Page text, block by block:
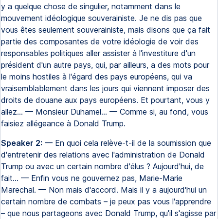
y a quelque chose de singulier, notamment dans le
mouvement idéologique souverainiste. Je ne dis pas que
vous êtes seulement souverainiste, mais disons que ça fait
partie des composantes de votre idéologie de voir des
responsables politiques aller assister à l'investiture d'un
président d'un autre pays, qui, par ailleurs, a des mots pour
le moins hostiles à l'égard des pays européens, qui va
vraisemblablement dans les jours qui viennent imposer des
droits de douane aux pays européens. Et pourtant, vous y
allez... — Monsieur Duhamel... — Comme si, au fond, vous
faisiez allégeance à Donald Trump.
Speaker 2: — En quoi cela relève-t-il de la soumission que
d'entretenir des relations avec l'administration de Donald
Trump ou avec un certain nombre d'élus ? Aujourd'hui, de
fait... — Enfin vous ne gouvernez pas, Marie-Marie
Marechal. — Non mais d'accord. Mais il y a aujourd'hui un
certain nombre de combats – je peux pas vous l'apprendre
– que nous partageons avec Donald Trump, qu'il s'agisse par